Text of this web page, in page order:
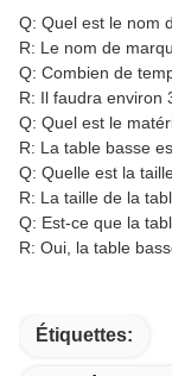
Q: Quel est le nom
R: Le nom de
Q: Combien de
R: Il faudra environ
Q: Quel est le
R: La table basse
Q: Quelle est la
R: La taille de la
Q: Est-ce que la
R: Oui, la table
Étiquettes: